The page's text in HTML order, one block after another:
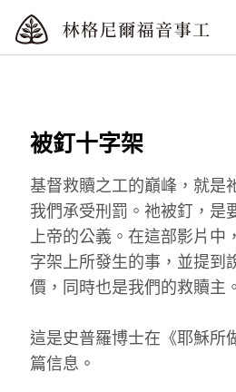
被釘十字架
基督救贖之工的巔峰，就是
我們承受刑罰。祂被釘，是
上帝的公義。在這部影片中
字架上所發生的事，並提到
價，同時也是我們的救贖主。
這是史普羅博士在《耶穌所
篇信息。